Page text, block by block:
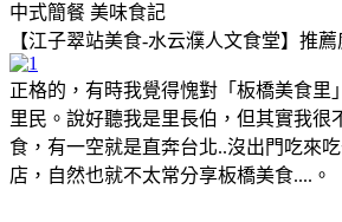
中式簡餐 美味食記
【江子翠站美食-水云濮人文食堂】
正格的，有時我覺得愧對「板橋美食里
里民。說好聽我是里長伯，但其實我很
食，有一空就是直奔台北..沒出門吃來
店，自然也就不太常分享板橋美食....。